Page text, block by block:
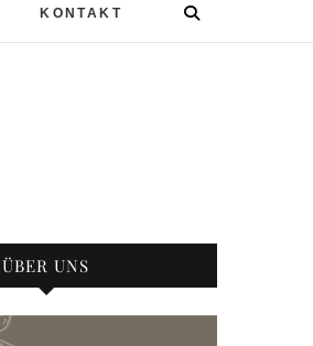
KONTAKT
ÜBER UNS